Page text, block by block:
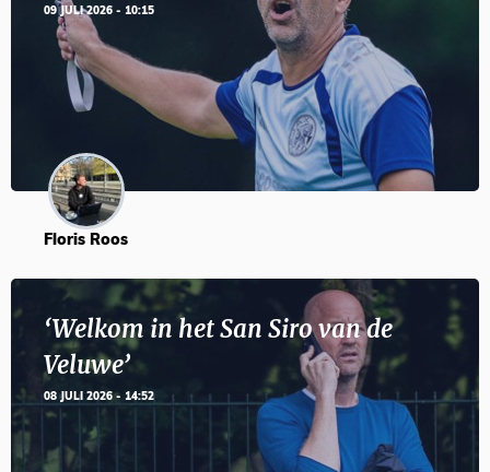
09 JULI 2026 - 10:15
Floris Roos
‘Welkom in het San Siro van de
Veluwe’
08 JULI 2026 - 14:52